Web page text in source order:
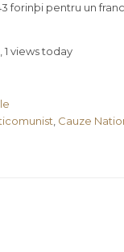
forinþi pentru un
, 1 views today
Cauze